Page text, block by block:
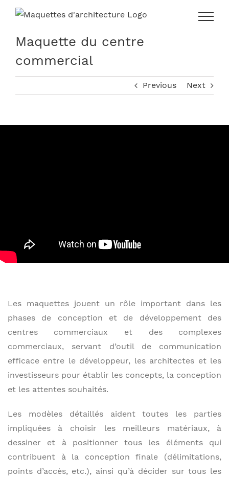
Skip
contentMaquette du centre
commercial
Previous Next
Les maquettes jouent un rôle important dans les
phases de conception et de développement des
centres commerciaux et des complexes
commerciaux, servant d’outil de communication
efficace entre le développeur, les architectes et les
investisseurs pour établir les concepts, la conception
et les attentes souhaités.
Les modèles détaillés aident toutes les parties
impliquées à choisir les meilleurs matériaux, à
dessiner et à positionner tous les éléments qui
contribuent à la conception finale (délimitations,
points d’accès, etc.), ainsi qu’à décider sur tous les